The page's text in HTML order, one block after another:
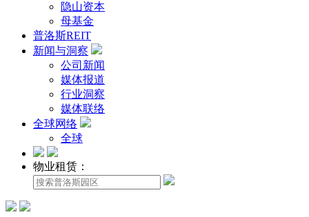
隐山资本
母基金
普洛斯REIT
新闻与洞察
公司新闻
媒体报道
行业洞察
媒体联络
全球网络
全球
物业租赁：